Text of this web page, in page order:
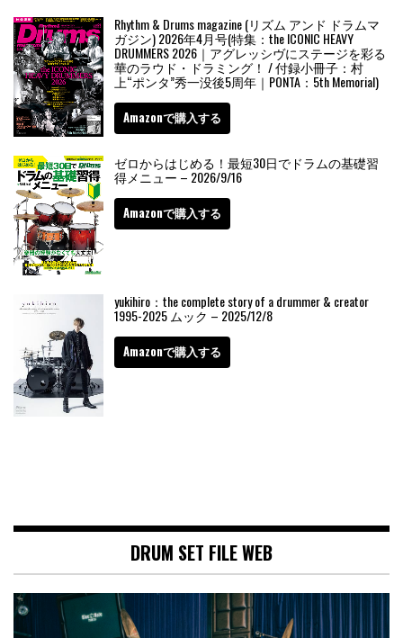
Rhythm & Drums magazine (リズム アンド ドラムマ
ガジン) 2026年4月号(特集：the ICONIC HEAVY
DRUMMERS 2026｜アグレッシヴにステージを彩る
華のラウド・ドラミング！ / 付録小冊子：村
上“ポンタ”秀一没後5周年｜PONTA：5th Memorial)
Amazonで購入する
ゼロからはじめる！最短30日でドラムの基礎習
得メニュー – 2026/9/16
Amazonで購入する
yukihiro：the complete story of a drummer & creator
1995-2025 ムック – 2025/12/8
Amazonで購入する
DRUM SET FILE WEB